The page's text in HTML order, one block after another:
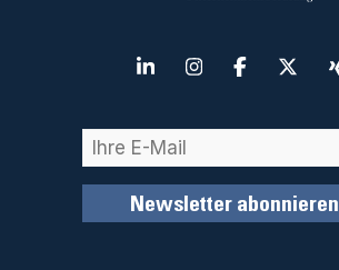
Newsletter abonnieren